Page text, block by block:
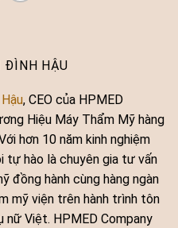
ĐÌNH HẬU
, CEO của HPMED
Hiệu Máy Thẩm Mỹ hàng
hơn 10 năm kinh nghiệm
tự hào là chuyên gia tư vấn
đồng hành cùng hàng ngàn
mỹ viện trên hành trình tôn
nữ Việt. HPMED Company